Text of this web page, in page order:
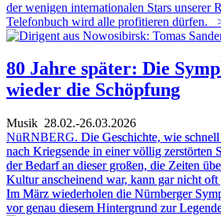
der wenigen internationalen Stars unserer
Telefonbuch wird alle profitieren dürfen.
80 Jahre später: Die
wieder die Schöpfung
Musik 28.02.-26.03.2026
NüRNBERG. Die Geschichte, wie
nach Kriegsende in einer völlig zerstörten
der Bedarf an dieser großen, die Zeiten
Kultur anscheinend war, kann gar nicht oft
Im März wiederholen die Nürnberger
vor genau diesem Hintergrund zur